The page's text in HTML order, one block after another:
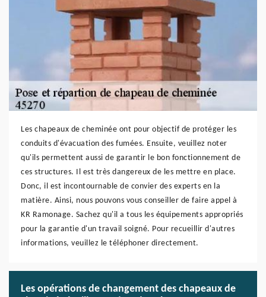
Les chapeaux de cheminée ont pour objectif de protéger les
conduits d'évacuation des fumées. Ensuite, veuillez noter
qu'ils permettent aussi de garantir le bon fonctionnement de
ces structures. Il est très dangereux de les mettre en place.
Donc, il est incontournable de convier des experts en la
matière. Ainsi, nous pouvons vous conseiller de faire appel à
KR Ramonage. Sachez qu'il a tous les équipements appropriés
pour la garantie d'un travail soigné. Pour recueillir d'autres
informations, veuillez le téléphoner directement.
Les opérations de changement des chapeaux de